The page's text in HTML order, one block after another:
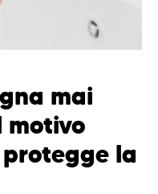
mai
motivo
la